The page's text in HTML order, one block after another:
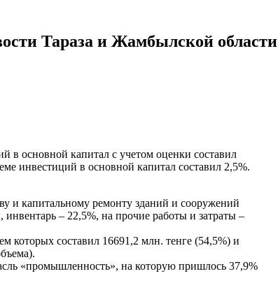
Тараза и Жамбылской области
в основной капитал с учетом оценки составил
инвестиций в основной капитал составил 2,5%.
и капитальному ремонту зданий и сооружений
– 22,5%, на прочие работы и затраты –
которых составил 16691,2 млн. тенге (54,5%) и
«промышленность», на которую пришлось 37,9%